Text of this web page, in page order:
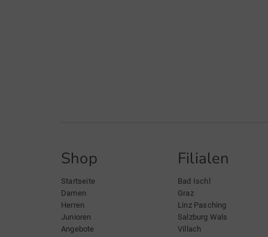
Shop
Startseite
Damen
Herren
Junioren
Angebote
Filialen
Bad Ischl
Graz
Linz Pasching
Salzburg Wals
Villach